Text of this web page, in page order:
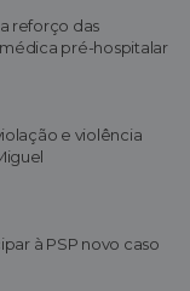
reforço das
pré-hospitalar
e violência
à PSP novo caso